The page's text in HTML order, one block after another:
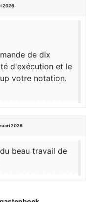
2026
de dix
d'exécution et le
votre notation.
2026
beau travail de